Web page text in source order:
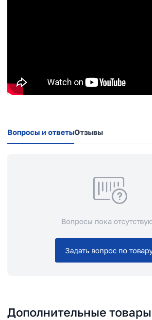
Вопросы и ответыОтзывы
Вопросы пока
Задать вопрос по
Дополнительные товары